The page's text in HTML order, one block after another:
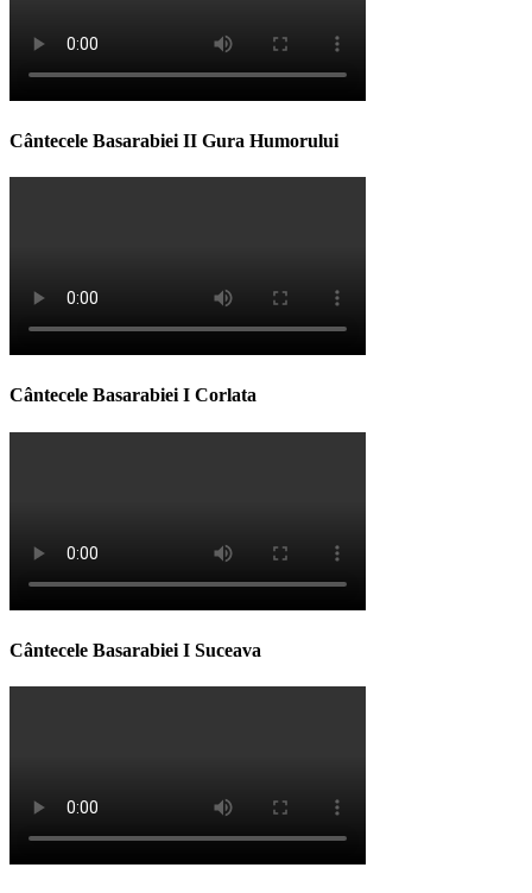
Cântecele Basarabiei II Gura Humorului
Cântecele Basarabiei I Corlata
Cântecele Basarabiei I Suceava